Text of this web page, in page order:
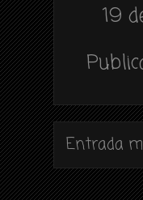
19
Entrada